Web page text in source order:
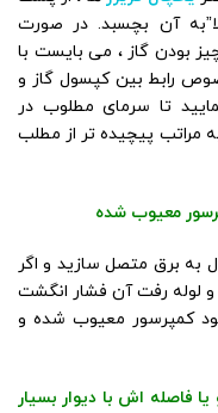
آن بچسبد. در صورت
بودن گاز ، می بایست با
رابط بین کپسول گاز و
تا سرمای مطلوب در
مراتب پیچیده تر از مطلب
به برق متصل سازید و اگر
لوله رفت آن فشار انگشت
کمپرسور معیوب شده و
یا فاصله اش با دیوار بسیار